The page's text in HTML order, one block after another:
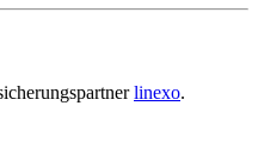
linexo.